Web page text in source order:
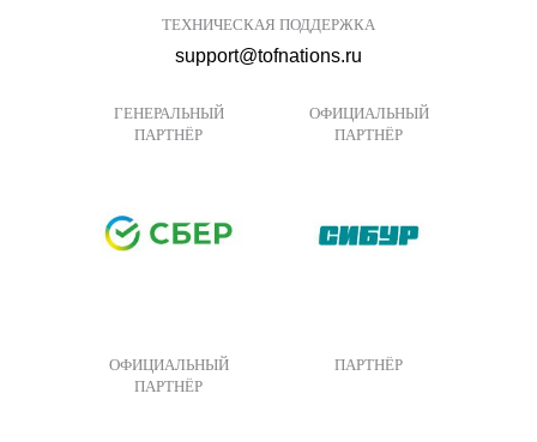
ТЕХНИЧЕСКАЯ ПОДДЕРЖКА
support@tofnations.ru
ГЕНЕРАЛЬНЫЙ
ПАРТНЁР
ОФИЦИАЛЬНЫЙ
ПАРТНЁР
ОФИЦИАЛЬНЫЙ
ПАРТНЁР
ПАРТНЁР